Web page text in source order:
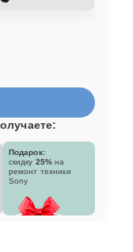
Подарок:
скидку 25% на
ремонт техники
Sony